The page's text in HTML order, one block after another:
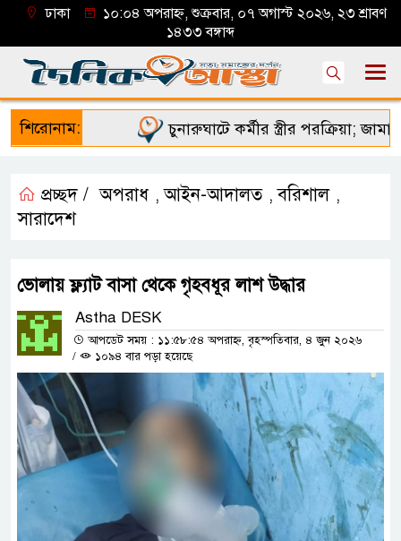
ঢাকা
১০:০৪ অপরাহ্ন, শুক্রবার, ০৭ অগাস্ট ২০২৬, ২৩ শ্রাবণ
১৪৩৩ বঙ্গাব্দ
শিরোনাম: চুনারুঘাটে কর্মীর স্ত্রীর পরক্রিয়া; জামায়াত
প্রচ্ছদ / অপরাধ ,আইন-আদালত ,বরিশাল ,
সারাদেশ
ভোলায় ফ্ল্যাট বাসা থেকে গৃহবধূর লাশ উদ্ধার
Astha DESK
আপডেট সময় : ১১:৫৮:৫৪ অপরাহ্ন, বৃহস্পতিবার, ৪ জুন ২০২৬
/
১০৯৪ বার পড়া হয়েছে